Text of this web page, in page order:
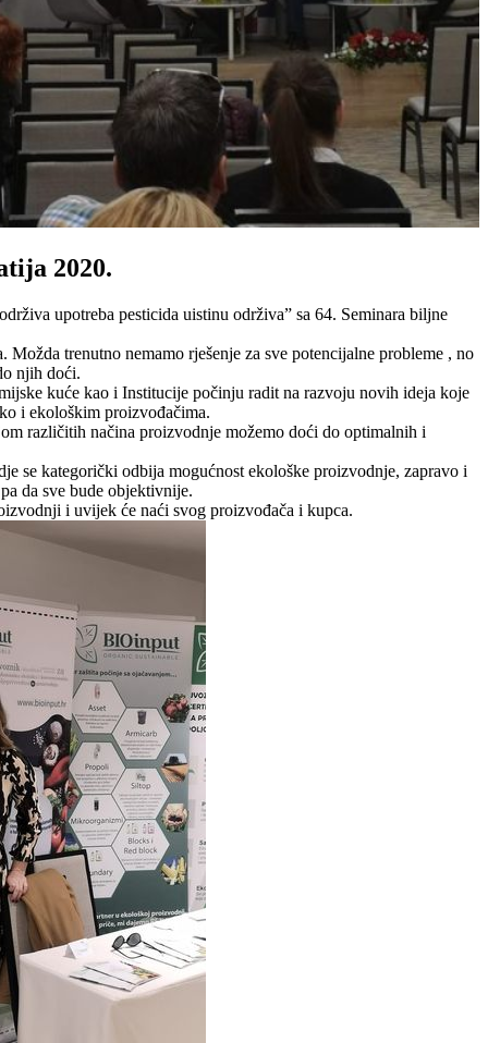
2020.
upotreba pesticida uistinu održiva” sa 64. Seminara biljne
trenutno nemamo rješenje za sve potencijalne probleme , no
njih doći.
kuće kao i Institucije počinju radit na razvoju novih ideja koje
i ekološkim proizvođačima.
različitih načina proizvodnje možemo doći do optimalnih i
se kategorički odbija mogućnost ekološke proizvodnje, zapravo i
da sve bude objektivnije.
i uvijek će naći svog proizvođača i kupca.